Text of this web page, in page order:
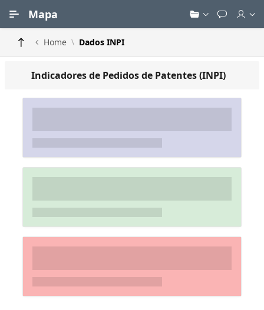
Mapa
Home Dados INPI
Indicadores de Pedidos de Patentes (INPI)